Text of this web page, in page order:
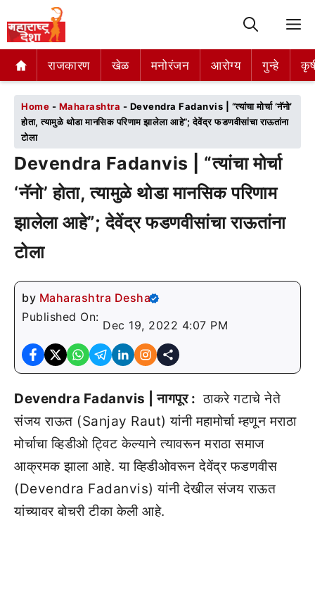
राजकारण खेळ मनोरंजन आरोग्य गुन्हे
राजकारण खेळ मनोरंजन आरोग्य गुन्हे
Home - Maharashtra - Devendra Fadanvis | “त्यांचा मोर्चा ‘नॅनो’
होता, त्यामुळे थोडा मानसिक परिणाम झालेला आहे”; देवेंद्र फडणवीसांचा राऊतांना
टोला
Devendra Fadanvis | “त्यांचा मोर्चा
‘नॅनो’ होता, त्यामुळे थोडा मानसिक परिणाम
झालेला आहे”; देवेंद्र फडणवीसांचा राऊतांना
टोला
by Maharashtra Desha
Published On:
Dec 19, 2022 4:07 PM
Devendra Fadanvis | नागपूर : ठाकरे गटाचे नेते
संजय राऊत (Sanjay Raut) यांनी महामोर्चा म्हणून मराठा
मोर्चाचा व्हिडीओ ट्विट केल्याने त्यावरून मराठा समाज
आक्रमक झाला आहे. या व्हिडीओवरून देवेंद्र फडणवीस
(Devendra Fadanvis) यांनी देखील संजय राऊत
यांच्यावर बोचरी टीका केली आहे.